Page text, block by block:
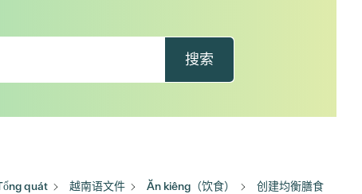
搜索
quát 越南语文件 Ăn kiêng（饮食） 创建均衡膳食